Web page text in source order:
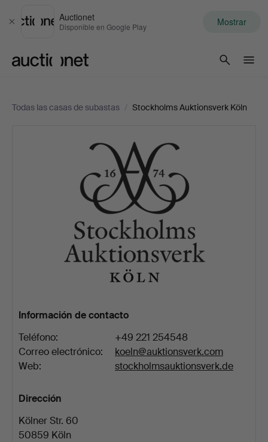
Cerrar
Auctionet
Disponible en Google Play Mostrar
Todas las casas de subastas / Stockholms Auktionsverk Köln
Stockholms
Auktionsverk
Información de contacto
Teléfono:
+49 221 254548
Correo electrónico:
koeln@auktionsverk.com
Web:
stockholmsauktionsverk.de
Dirección
Kölner Str. 60
50859 Köln